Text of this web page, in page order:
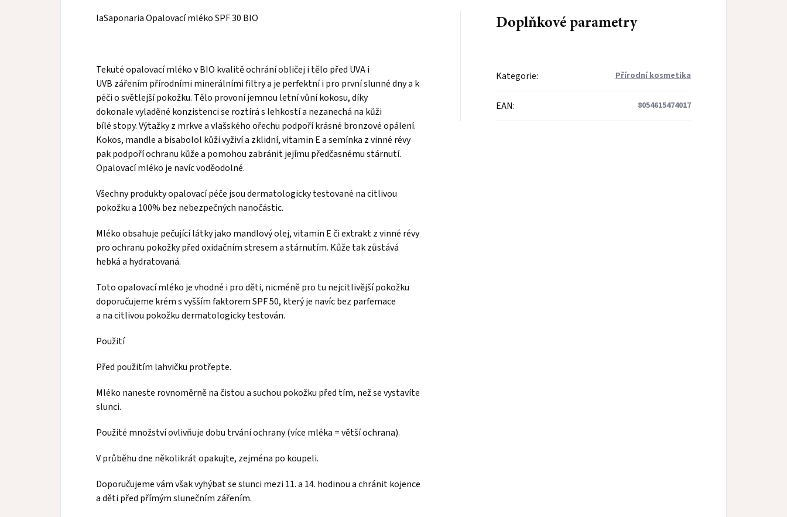
laSaponaria Opalovací mléko SPF 30 BIO
Tekuté opalovací mléko v BIO kvalitě ochrání obličej i tělo před UVA i
UVB zářením přírodními minerálními filtry a je perfektní i pro první slunné dny a k
péči o světlejší pokožku. Tělo provoní jemnou letní vůní kokosu, díky
dokonale vyladěné konzistenci se roztírá s lehkostí a nezanechá na kůži
bílé stopy. Výtažky z mrkve a vlašského ořechu podpoří krásné bronzové opálení.
Kokos, mandle a bisabolol kůži vyživí a zklidní, vitamin E a semínka z vinné révy
pak podpoří ochranu kůže a pomohou zabránit jejímu předčasnému stárnutí.
Opalovací mléko je navíc voděodolné.
Všechny produkty opalovací péče jsou dermatologicky testované na citlivou
pokožku a 100% bez nebezpečných nanočástic.
Mléko obsahuje pečující látky jako mandlový olej, vitamin E či extrakt z vinné révy
pro ochranu pokožky před oxidačním stresem a stárnutím. Kůže tak zůstává
hebká a hydratovaná.
Toto opalovací mléko je vhodné i pro děti, nicméně pro tu nejcitlivější pokožku
doporučujeme krém s vyšším faktorem SPF 50, který je navíc bez parfemace
a na citlivou pokožku dermatologicky testován.
Použití
Před použitím lahvičku protřepte.
Mléko naneste rovnoměrně na čistou a suchou pokožku před tím, než se vystavíte
slunci.
Použité množství ovlivňuje dobu trvání ochrany (více mléka = větší ochrana).
V průběhu dne několikrát opakujte, zejména po koupeli.
Doporučujeme vám však vyhýbat se slunci mezi 11. a 14. hodinou a chránit kojence
a děti před přímým slunečním zářením.
Doplňkové parametry
Kategorie: Přírodní kosmetika
EAN: 8054615474017